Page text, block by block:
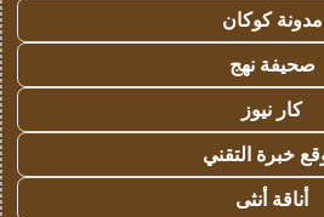
مدونة كوكان
صحيفة نهج
كار نيوز
خبرة التقني
أناقة أنثى